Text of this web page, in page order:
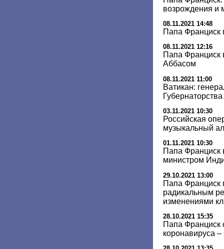
возрождения и
08.11.2021 14:48
Папа Франциск
08.11.2021 12:16
Папа Франциск
Аббасом
08.11.2021 11:00
Ватикан:
03.11.2021 10:30
Российская
музыкальный
01.11.2021 10:30
Папа Франциск
министром
29.10.2021 13:00
Папа Франциск
радикальным
изменениями
28.10.2021 15:35
Папа Франциск
коронавируса